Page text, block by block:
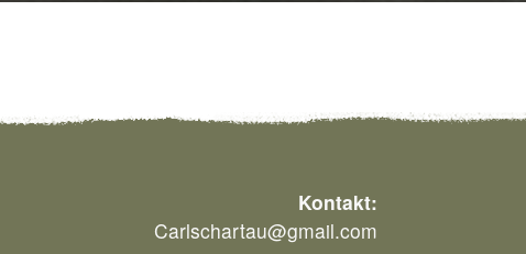
Kontakt:
Carlschartau@gmail.com